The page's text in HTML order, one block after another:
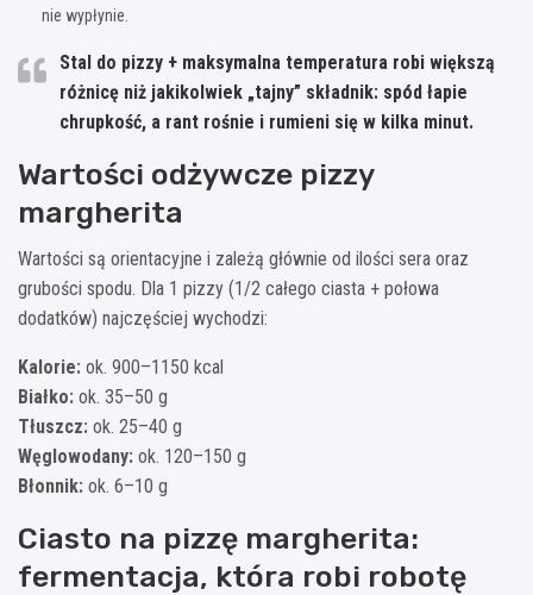
nie wypłynie.
Stal do pizzy + maksymalna temperatura robi większą
różnicę niż jakikolwiek „tajny” składnik: spód łapie
chrupkość, a rant rośnie i rumieni się w kilka minut.
Wartości odżywcze pizzy
margherita
Wartości są orientacyjne i zależą głównie od ilości sera oraz
grubości spodu. Dla 1 pizzy (1/2 całego ciasta + połowa
dodatków) najczęściej wychodzi:
Kalorie: ok. 900–1150 kcal
Białko: ok. 35–50 g
Tłuszcz: ok. 25–40 g
Węglowodany: ok. 120–150 g
Błonnik: ok. 6–10 g
Ciasto na pizzę margherita:
fermentacja, która robi robotę